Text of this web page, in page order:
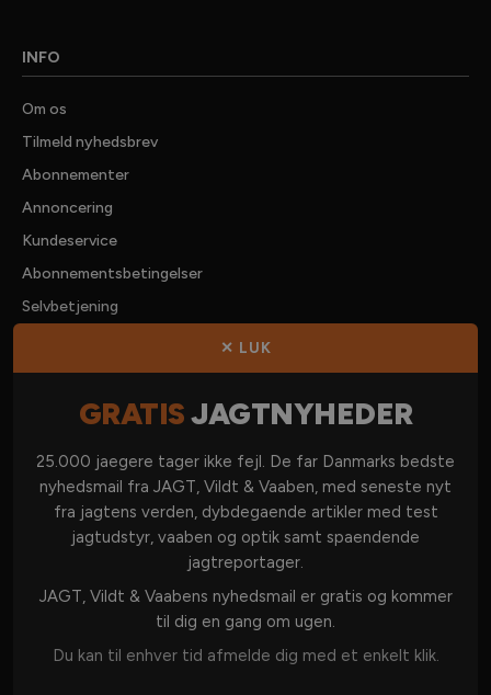
INFO
Om os
Tilmeld nyhedsbrev
Abonnementer
Annoncering
Kundeservice
Abonnementsbetingelser
Selvbetjening
Kontakt os
DANSK JAGT
JAGT I UDLANDET
VÅBEN & AMMUNITION
✕ LUK
GRATISJAGTNYHEDER
25.000 jaegere tager ikke fejl. De far Danmarks bedste
nyhedsmail fra JAGT, Vildt & Vaaben, med seneste nyt
fra jagtens verden, dybdegaende artikler med test
jagtudstyr, vaaben og optik samt spaendende
jagtreportager.
JAGT, Vildt & Vaabens nyhedsmail er gratis og kommer
til dig en gang om ugen.
Du kan til enhver tid afmelde dig med et enkelt klik.